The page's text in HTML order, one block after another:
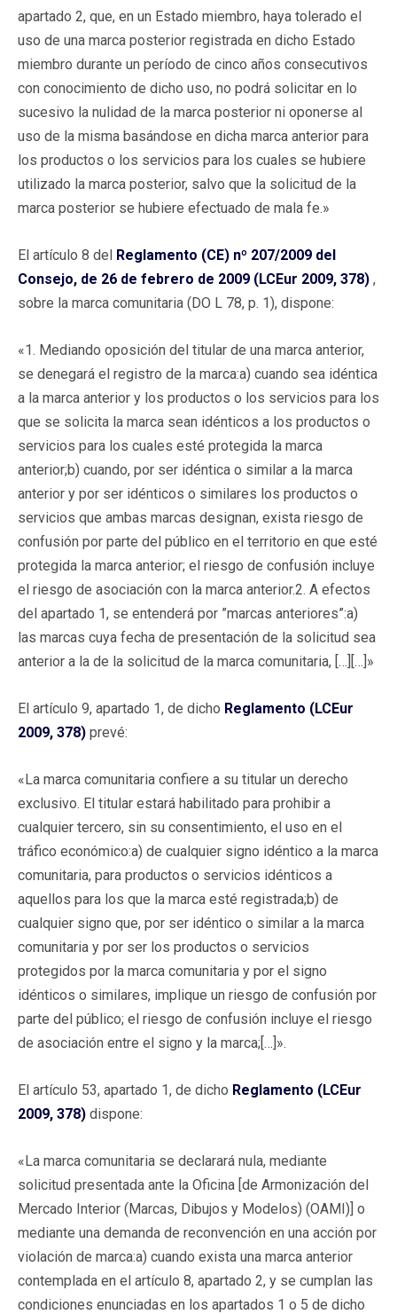
apartado 2, que, en un Estado miembro, haya tolerado el
uso de una marca posterior registrada en dicho Estado
miembro durante un período de cinco años consecutivos
con conocimiento de dicho uso, no podrá solicitar en lo
sucesivo la nulidad de la marca posterior ni oponerse al
uso de la misma basándose en dicha marca anterior para
los productos o los servicios para los cuales se hubiere
utilizado la marca posterior, salvo que la solicitud de la
marca posterior se hubiere efectuado de mala fe.»
El artículo 8 del Reglamento (CE) nº 207/2009 del
Consejo, de 26 de febrero de 2009 (LCEur 2009, 378) ,
sobre la marca comunitaria (DO L 78, p. 1), dispone:
«1. Mediando oposición del titular de una marca anterior,
se denegará el registro de la marca:a) cuando sea idéntica
a la marca anterior y los productos o los servicios para los
que se solicita la marca sean idénticos a los productos o
servicios para los cuales esté protegida la marca
anterior;b) cuando, por ser idéntica o similar a la marca
anterior y por ser idénticos o similares los productos o
servicios que ambas marcas designan, exista riesgo de
confusión por parte del público en el territorio en que esté
protegida la marca anterior; el riesgo de confusión incluye
el riesgo de asociación con la marca anterior.2. A efectos
del apartado 1, se entenderá por ”marcas anteriores”:a)
las marcas cuya fecha de presentación de la solicitud sea
anterior a la de la solicitud de la marca comunitaria, […][…]»
El artículo 9, apartado 1, de dicho Reglamento (LCEur
2009, 378) prevé:
«La marca comunitaria confiere a su titular un derecho
exclusivo. El titular estará habilitado para prohibir a
cualquier tercero, sin su consentimiento, el uso en el
tráfico económico:a) de cualquier signo idéntico a la marca
comunitaria, para productos o servicios idénticos a
aquellos para los que la marca esté registrada;b) de
cualquier signo que, por ser idéntico o similar a la marca
comunitaria y por ser los productos o servicios
protegidos por la marca comunitaria y por el signo
idénticos o similares, implique un riesgo de confusión por
parte del público; el riesgo de confusión incluye el riesgo
de asociación entre el signo y la marca;[…]».
El artículo 53, apartado 1, de dicho Reglamento (LCEur
2009, 378) dispone:
«La marca comunitaria se declarará nula, mediante
solicitud presentada ante la Oficina [de Armonización del
Mercado Interior (Marcas, Dibujos y Modelos) (OAMI)] o
mediante una demanda de reconvención en una acción por
violación de marca:a) cuando exista una marca anterior
contemplada en el artículo 8, apartado 2, y se cumplan las
condiciones enunciadas en los apartados 1 o 5 de dicho